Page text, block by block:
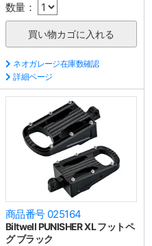
数量：
ネオガレージ在庫数確認
詳細ページ
商品番号 025164
Biltwell PUNISHER XL フットペ
グ ブラック